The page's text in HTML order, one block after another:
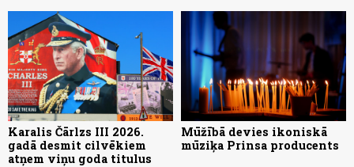
Karalis Čārlzs III 2026.
gadā desmit cilvēkiem
atņem viņu goda titulus
Mūžībā devies ikoniskā
mūziķa Prinsa producents